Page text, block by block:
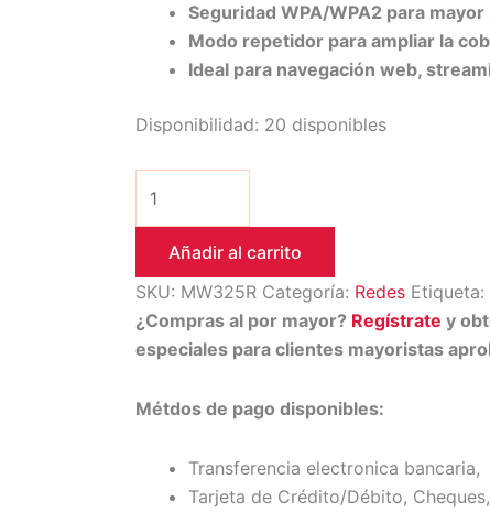
Seguridad WPA/WPA2 para
Modo repetidor para ampliar la
Ideal para navegación web,
Disponibilidad: 20 disponibles
Añadir al carrito
SKU: MW325R Categoría: Redes Etiqueta:
¿Compras al por mayor? Regístrate y
especiales para clientes mayoristas
Métdos de pago disponibles:
Transferencia electronica bancaria,
Tarjeta de Crédito/Débito, Cheques,